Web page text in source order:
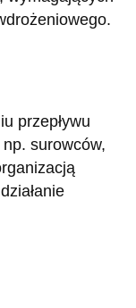
przepływu
surowców,